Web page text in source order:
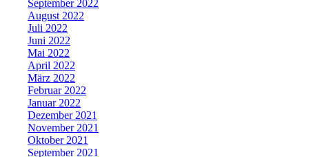
September 2022
August 2022
Juli 2022
Juni 2022
Mai 2022
April 2022
März 2022
Februar 2022
Januar 2022
Dezember 2021
November 2021
Oktober 2021
September 2021